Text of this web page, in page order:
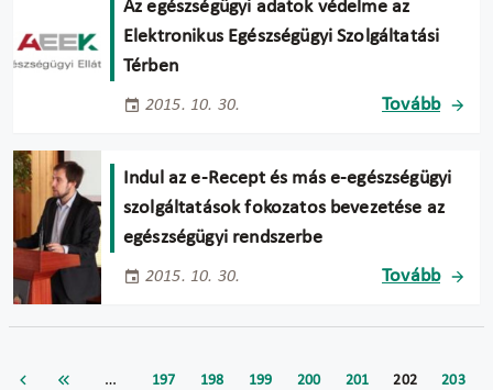
Az egészségügyi adatok védelme az
Elektronikus Egészségügyi Szolgáltatási
Térben
2015. 10. 30. Tovább
Indul az e-Recept és más e-egészségügyi
szolgáltatások fokozatos bevezetése az
egészségügyi rendszerbe
2015. 10. 30. Tovább
… 197 198 199 200 201 202 203